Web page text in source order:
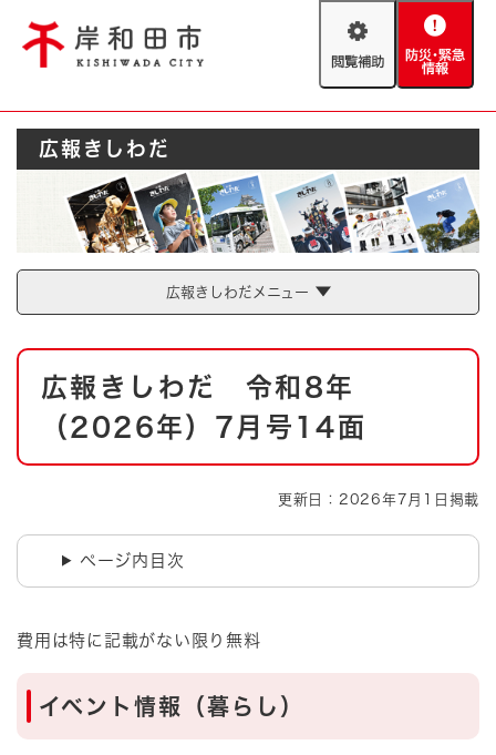
閲
助
防
緊
情
報
Foreign language
やさしい日本語
とじる
防災・緊急情報
ハザードマップ AED設置箇所
とじる
広報きしわだ
広報きしわだメニュー
本
広報きしわだ 令和8年
（2026年）7月号14面
更新日：2026年7月1日掲載
ページ内目次
​​費用は特に記載がない限り無料
イベント情報（暮らし）